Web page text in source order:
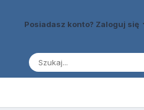
Posiadasz konto? Zaloguj się